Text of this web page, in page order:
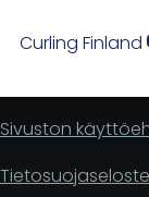
Curling Finland
Sivuston